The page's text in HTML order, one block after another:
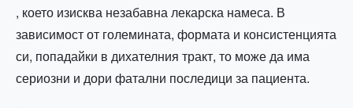
, което изисква незабавна лекарска намеса. В
зависимост от големината, формата и консистенцията
си, попадайки в дихателния тракт, то може да има
сериозни и дори фатални последици за пациента.